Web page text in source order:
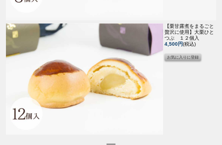
【栗甘露煮をまるごと
贅沢に使用】 大栗ひと
つぶ １２個入
4,500円(税込)